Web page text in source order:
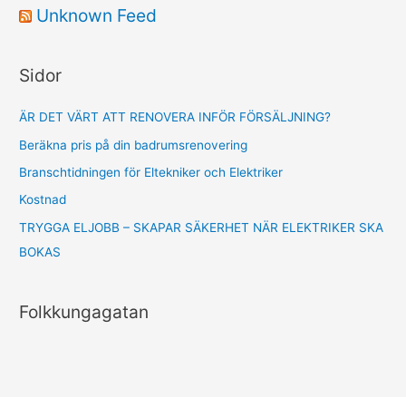
r
f
:
Unknown Feed
Sidor
ÄR DET VÄRT ATT RENOVERA INFÖR FÖRSÄLJNING?
Beräkna pris på din badrumsrenovering
Branschtidningen för Eltekniker och Elektriker
Kostnad
TRYGGA ELJOBB – SKAPAR SÄKERHET NÄR ELEKTRIKER SKA
BOKAS
Folkkungagatan